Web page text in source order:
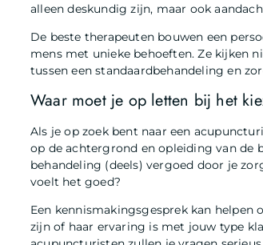
alleen deskundig zijn, maar ook
De beste therapeuten bouwen een
mens met unieke behoeften. Ze kijken
tussen een standaardbehandeling en
Waar moet je op letten bij het
Als je op zoek bent naar een
op de achtergrond en opleiding van de
behandeling (deels) vergoed door je
voelt het goed?
Een kennismakingsgesprek kan helpen
zijn of haar ervaring is met jouw type